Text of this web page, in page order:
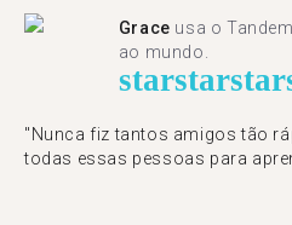
Grace usa o
ao mundo.
starstarstar
"Nunca fiz tantos amigos tão
todas essas pessoas para